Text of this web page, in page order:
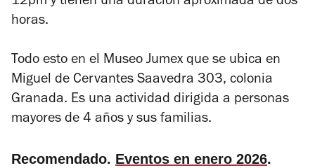
horas.
Todo esto en el Museo Jumex que se ubica en
Miguel de Cervantes Saavedra 303, colonia
Granada. Es una actividad dirigida a personas
mayores de 4 años y sus familias.
Recomendado. Eventos en enero 2026.